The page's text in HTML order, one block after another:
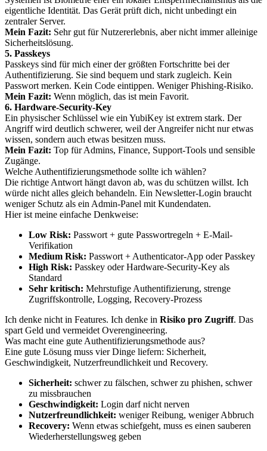
eigentliche Identität. Das Gerät prüft dich, nicht unbedingt ein
zentraler Server.
Mein Fazit: Sehr gut für Nutzererlebnis, aber nicht immer alleinige
Sicherheitslösung.
5. Passkeys
Passkeys sind für mich einer der größten Fortschritte bei der
Authentifizierung. Sie sind bequem und stark zugleich. Kein
Passwort merken. Kein Code eintippen. Weniger Phishing-Risiko.
Mein Fazit: Wenn möglich, das ist mein Favorit.
6. Hardware-Security-Key
Ein physischer Schlüssel wie ein YubiKey ist extrem stark. Der
Angriff wird deutlich schwerer, weil der Angreifer nicht nur etwas
wissen, sondern auch etwas besitzen muss.
Mein Fazit: Top für Admins, Finance, Support-Tools und sensible
Zugänge.
Welche Authentifizierungsmethode sollte ich wählen?
Die richtige Antwort hängt davon ab, was du schützen willst. Ich
würde nicht alles gleich behandeln. Ein Newsletter-Login braucht
weniger Schutz als ein Admin-Panel mit Kundendaten.
Hier ist meine einfache Denkweise:
Low Risk: Passwort + gute Passwortregeln + E-Mail-
Verifikation
Medium Risk: Passwort + Authenticator-App oder Passkey
High Risk: Passkey oder Hardware-Security-Key als
Standard
Sehr kritisch: Mehrstufige Authentifizierung, strenge
Zugriffskontrolle, Logging, Recovery-Prozess
Ich denke nicht in Features. Ich denke in Risiko pro Zugriff. Das
spart Geld und vermeidet Overengineering.
Was macht eine gute Authentifizierungsmethode aus?
Eine gute Lösung muss vier Dinge liefern: Sicherheit,
Geschwindigkeit, Nutzerfreundlichkeit und Recovery.
Sicherheit: schwer zu fälschen, schwer zu phishen, schwer
zu missbrauchen
Geschwindigkeit: Login darf nicht nerven
Nutzerfreundlichkeit: weniger Reibung, weniger Abbruch
Recovery: Wenn etwas schiefgeht, muss es einen sauberen
Wiederherstellungsweg geben